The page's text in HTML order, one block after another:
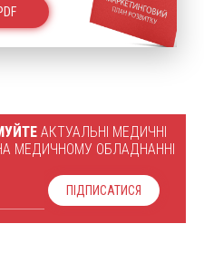
АКТУАЛЬНІ МЕДИЧНІ
МЕДИЧНОМУ ОБЛАДНАННІ
ПІДПИСАТИСЯ